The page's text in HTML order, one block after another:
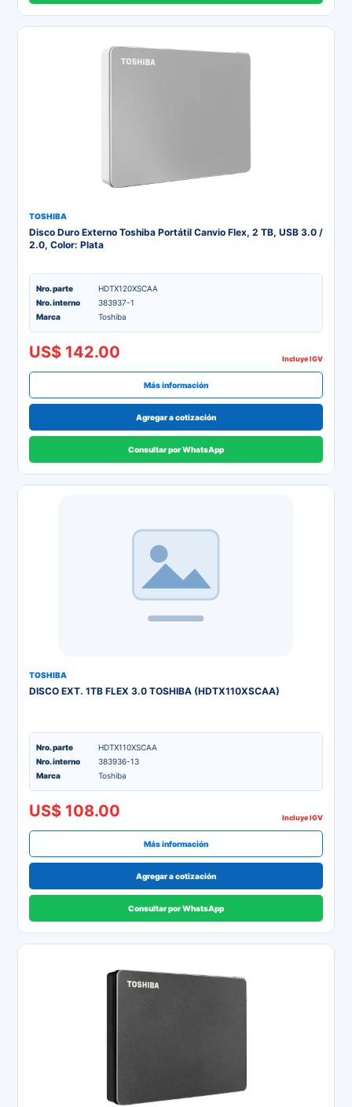
TOSHIBA
Disco Duro Externo Toshiba Portátil Canvio Flex, 2 TB, USB 3.0 /
2.0, Color: Plata
Nro. parte
HDTX120XSCAA
Nro. interno
383937-1
Marca
Toshiba
US$ 142.00 Incluye IGV
Más información
Agregar a cotización
Consultar por WhatsApp
TOSHIBA
DISCO EXT. 1TB FLEX 3.0 TOSHIBA (HDTX110XSCAA)
Nro. parte
HDTX110XSCAA
Nro. interno
383936-13
Marca
Toshiba
US$ 108.00 Incluye IGV
Más información
Agregar a cotización
Consultar por WhatsApp